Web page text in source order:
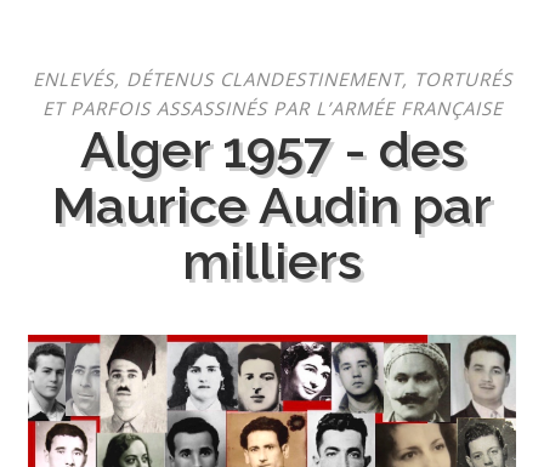
contenu
ENLEVÉS, DÉTENUS CLANDESTINEMENT, TORTURÉS
ET PARFOIS ASSASSINÉS PAR L’ARMÉE FRANÇAISE
Alger 1957 - des
Maurice Audin par
milliers